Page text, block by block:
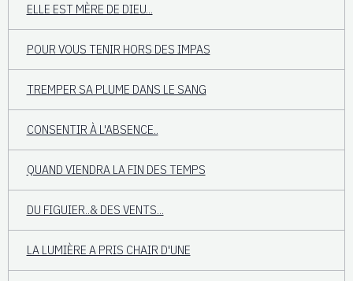
ELLE EST MÈRE DE DIEU...
POUR VOUS TENIR HORS DES IMPAS
TREMPER SA PLUME DANS LE SANG
CONSENTIR À L'ABSENCE..
QUAND VIENDRA LA FIN DES TEMPS
DU FIGUIER..& DES VENTS...
LA LUMIÈRE A PRIS CHAIR D'UNE